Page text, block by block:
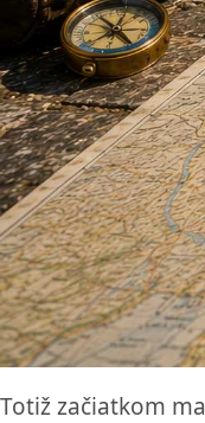
Totiž začiatkom